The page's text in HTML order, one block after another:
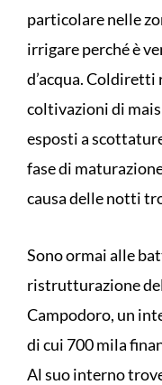
particolare nelle
irrigare perché è
d’acqua.
coltivazioni di
esposti a
fase di
causa delle notti
Sono ormai alle
ristrutturazione
Campodoro, un
di cui 700 mila
Al suo interno